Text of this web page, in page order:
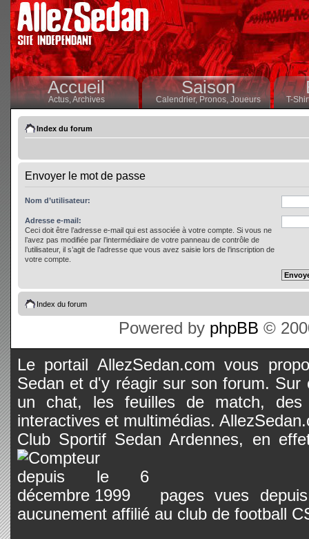
Accueil
Actus,Archives
Saison
Calendrier,Pronos, Joueurs T-
Index du forum
Envoyer le mot de passe
Nom d’utilisateur:
Adresse e-mail:
Ceci doit être l’adresse e-mail qui est associée à votre compte. Si vous ne
l’avez pas modifiée par l’intermédiaire de votre panneau de contrôle de
l’utilisateur, il s’agit de l’adresse que vous avez saisie lors de l’inscription de
votre compte.
Index du forum
Powered by phpBB ©
Le portail AllezSedan.com vous
Sedan et d'y réagir sur son forum.
un chat, les feuilles de match, des
interactives et multimédias.
Club Sportif Sedan Ardennes, en
pages vues
aucunement affilié au club de football